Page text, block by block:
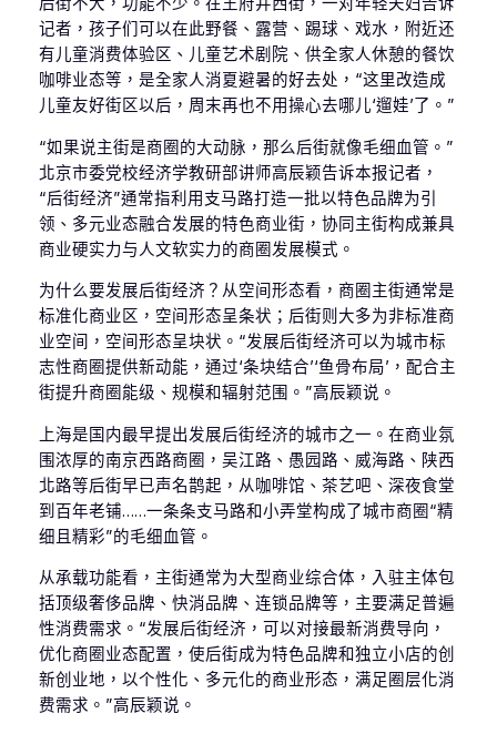
记者，孩子们可以在此野餐、露营、踢球、戏水，附近还
有儿童消费体验区、儿童艺术剧院、供全家人休憩的餐饮
咖啡业态等，是全家人消夏避暑的好去处，“这里改造成
儿童友好街区以后，周末再也不用操心去哪儿‘遛娃’了。”
“如果说主街是商圈的大动脉，那么后街就像毛细血管。”
北京市委党校经济学教研部讲师高辰颖告诉本报记者，
“后街经济”通常指利用支马路打造一批以特色品牌为引
领、多元业态融合发展的特色商业街，协同主街构成兼具
商业硬实力与人文软实力的商圈发展模式。
为什么要发展后街经济？从空间形态看，商圈主街通常是
标准化商业区，空间形态呈条状；后街则大多为非标准商
业空间，空间形态呈块状。“发展后街经济可以为城市标
志性商圈提供新动能，通过‘条块结合’‘鱼骨布局’，配合主
街提升商圈能级、规模和辐射范围。”高辰颖说。
上海是国内最早提出发展后街经济的城市之一。在商业氛
围浓厚的南京西路商圈，吴江路、愚园路、威海路、陕西
北路等后街早已声名鹊起，从咖啡馆、茶艺吧、深夜食堂
到百年老铺……一条条支马路和小弄堂构成了城市商圈“精
细且精彩”的毛细血管。
从承载功能看，主街通常为大型商业综合体，入驻主体包
括顶级奢侈品牌、快消品牌、连锁品牌等，主要满足普遍
性消费需求。“发展后街经济，可以对接最新消费导向，
优化商圈业态配置，使后街成为特色品牌和独立小店的创
新创业地，以个性化、多元化的商业形态，满足圈层化消
费需求。”高辰颖说。